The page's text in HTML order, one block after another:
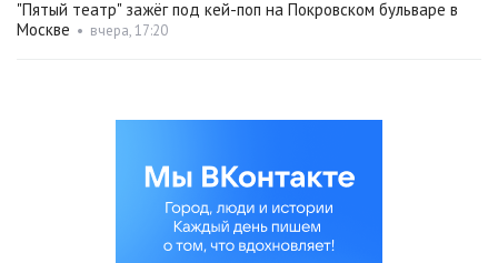
"Пятый театр" зажёг под кей-поп на Покровском бульваре в
Москве • вчера, 17:20